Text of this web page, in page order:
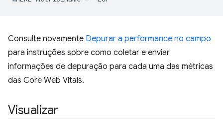
Consulte novamente Depurar a performance no campo
para instruções sobre como coletar e enviar
informações de depuração para cada uma das métricas
das Core Web Vitals.
Visualizar